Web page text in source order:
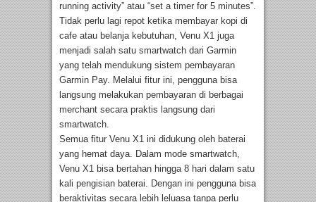
running activity” atau “set a timer for 5 minutes”.
Tidak perlu lagi repot ketika membayar kopi di
cafe atau belanja kebutuhan, Venu X1 juga
menjadi salah satu smartwatch dari Garmin
yang telah mendukung sistem pembayaran
Garmin Pay. Melalui fitur ini, pengguna bisa
langsung melakukan pembayaran di berbagai
merchant secara praktis langsung dari
smartwatch.
Semua fitur Venu X1 ini didukung oleh baterai
yang hemat daya. Dalam mode smartwatch,
Venu X1 bisa bertahan hingga 8 hari dalam satu
kali pengisian baterai. Dengan ini pengguna bisa
beraktivitas secara lebih leluasa tanpa perlu